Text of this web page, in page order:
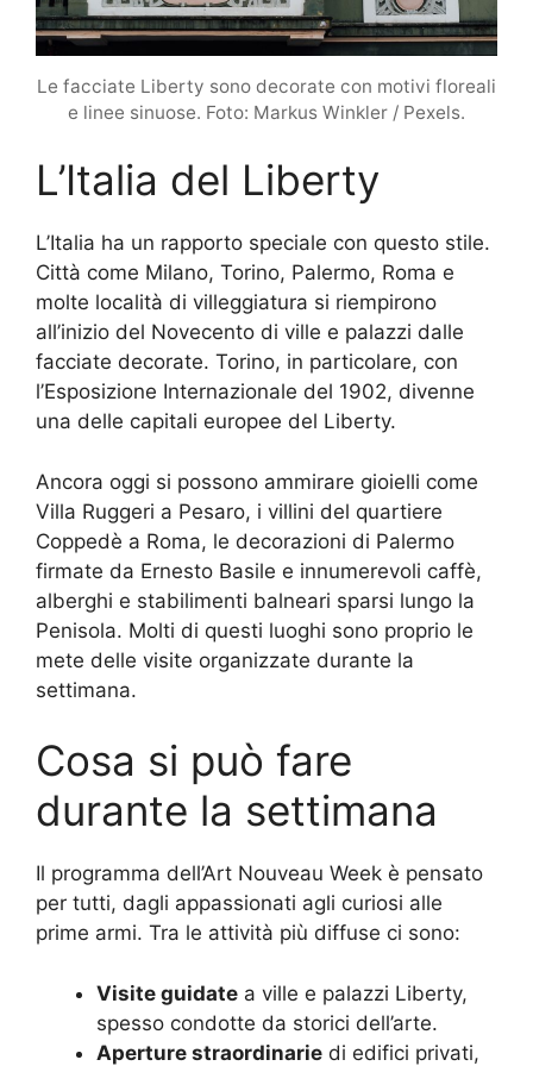
Le facciate Liberty sono decorate con motivi floreali
e linee sinuose. Foto: Markus Winkler / Pexels.
L’Italia del Liberty
L’Italia ha un rapporto speciale con questo stile.
Città come Milano, Torino, Palermo, Roma e
molte località di villeggiatura si riempirono
all’inizio del Novecento di ville e palazzi dalle
facciate decorate. Torino, in particolare, con
l’Esposizione Internazionale del 1902, divenne
una delle capitali europee del Liberty.
Ancora oggi si possono ammirare gioielli come
Villa Ruggeri a Pesaro, i villini del quartiere
Coppedè a Roma, le decorazioni di Palermo
firmate da Ernesto Basile e innumerevoli caffè,
alberghi e stabilimenti balneari sparsi lungo la
Penisola. Molti di questi luoghi sono proprio le
mete delle visite organizzate durante la
settimana.
Cosa si può fare
durante la settimana
Il programma dell’Art Nouveau Week è pensato
per tutti, dagli appassionati agli curiosi alle
prime armi. Tra le attività più diffuse ci sono:
Visite guidate a ville e palazzi Liberty,
spesso condotte da storici dell’arte.
Aperture straordinarie di edifici privati,